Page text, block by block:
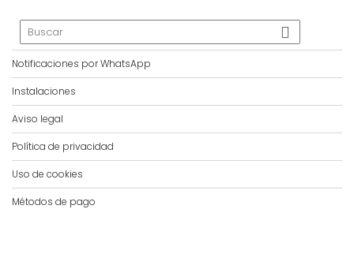
Notificaciones por WhatsApp
Instalaciones
Aviso legal
Política de privacidad
Uso de cookies
Métodos de pago